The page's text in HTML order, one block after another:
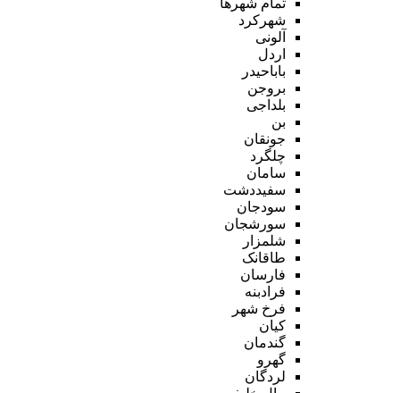
شهرکرد
آلونی
اردل
باباحیدر
بروجن
بلداجی
بن
جونقان
چلگرد
سامان
سفیددشت
سودجان
سورشجان
شلمزار
طاقانک
فارسان
فرادبنه
فرخ شهر
کیان
گندمان
گهرو
لردگان